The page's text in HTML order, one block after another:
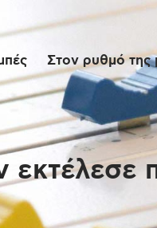
Στον ρυθμό της
Αρχική
ρυθμό